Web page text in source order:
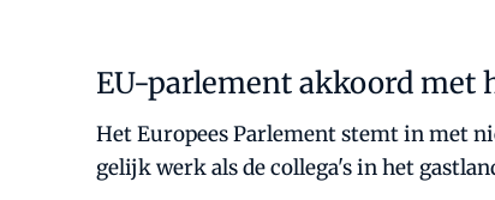
EU-parlement akkoord
Het Europees Parlement stemt in met
gelijk werk als de collega's in het